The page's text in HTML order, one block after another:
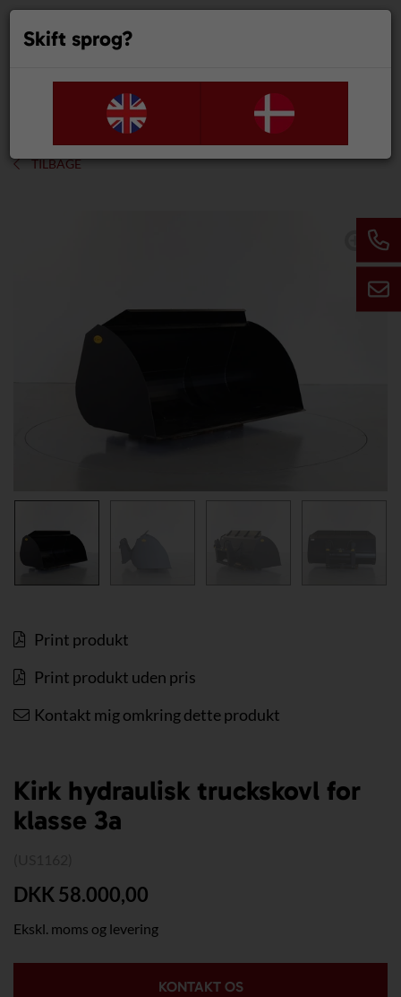
TILBAGE

Print produkt
Print produkt uden pris
Kontakt mig omkring dette produkt
Kirk hydraulisk truckskovl for
klasse 3a
DKK 58.000,00
Ekskl. moms og levering
KONTAKT OS
Skift sprog?